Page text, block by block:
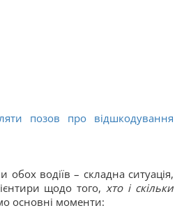
позов про відшкодування
обох водіїв – складна ситуація,
щодо того,хто і скільки
основні моменти: